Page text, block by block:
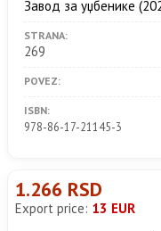
Завод за уџбенике
STRANA:
269
POVEZ:
ISBN:
978-86-17-21145-3
1.266 RSD
Export price: 13 EUR